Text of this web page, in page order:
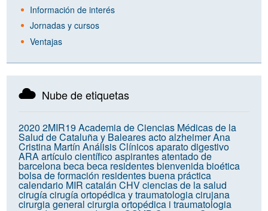
Información de interés
Jornadas y cursos
Ventajas
Nube de etiquetas
2020 2MIR19 Academia de Ciencias Médicas de la
Salud de Cataluña y BalearesactoalzheimerAna
Cristina Martín Análisis Clínicosaparato digestivo
ARAartículo científicoaspirantesatentado de
barcelonabecabeca residentesbienvenidabioética
bolsa de formación residentesbuena práctica
calendario MIR catalán CHVciencias de la salud
cirugíacirugía ortopédica y traumatologiacirujana
cirurgia general cirurgia ortopédica i traumatologia